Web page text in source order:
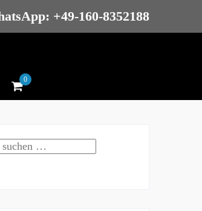
+49-160-8352188
0